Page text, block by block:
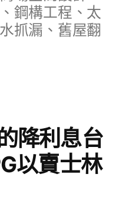
鋼構工程、太
抓漏、舊屋翻
降利息台
以賣士林